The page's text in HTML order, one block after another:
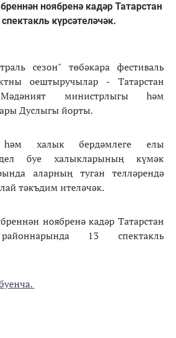
ноябренә кадәр Татарстан
күрсәтеләчәк.
сезон" төбәкара фестиваль
оештыручылар - Татарстан
Мәдәният министрлыгы һәм
Дуслыгы йорты.
халык бердәмлеге елы
буе халыкларының күмәк
аларның туган телләрендә
тәкъдим ителәчәк.
ноябренә кадәр Татарстан
13 спектакль